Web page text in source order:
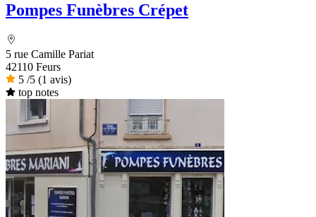
Pompes Funèbres Crépet
5 rue Camille Pariat
42110 Feurs
5 /5 (1 avis)
top notes